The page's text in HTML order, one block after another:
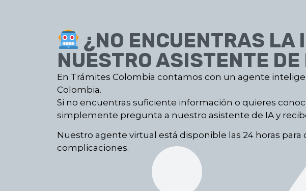
¿NO ENCUENTRAS LA
NUESTRO ASISTENTE
En Trámites Colombia contamos con un agente
Colombia.
Si no encuentras suficiente información o quieres
simplemente pregunta a nuestro asistente de IA y
Nuestro agente virtual está disponible las 24 horas
complicaciones.